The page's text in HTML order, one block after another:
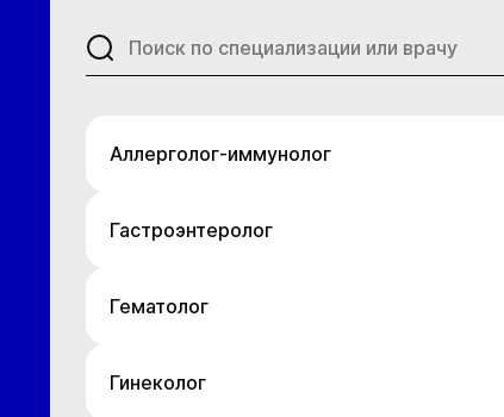
Аллерголог-иммунолог
Гастроэнтеролог
Гематолог
Гинеколог